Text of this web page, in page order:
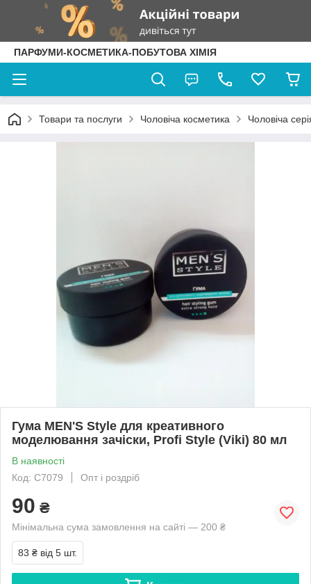
ПАРФУМИ-КОСМЕТИКА-ПОБУТОВА ХІМІЯ
Товари та послуги Чоловіча косметика Чоловіча
Гума MEN'S Style для креативного
моделювання зачіски, Profi Style (Viki) 80 мл
В наявності
Код: С7079
Опт і роздріб
90 ₴
Мінімальна сума замовлення на сайті — 200 ₴
83 ₴ від 5 шт.